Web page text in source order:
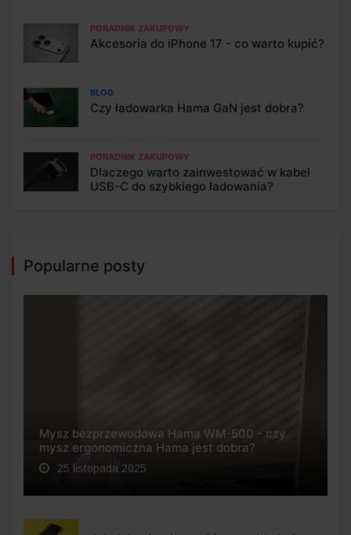
PORADNIK ZAKUPOWY
Akcesoria do iPhone 17 - co warto kupić?
BLOG
Czy ładowarka Hama GaN jest dobra?
PORADNIK ZAKUPOWY
Dlaczego warto zainwestować w kabel
USB-C do szybkiego ładowania?
Popularne posty
Mysz bezprzewodowa Hama WM-500 - czy
mysz ergonomiczna Hama jest dobra?
25 listopada 2025